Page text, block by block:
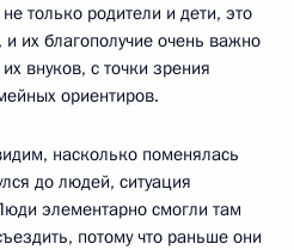
только родители и дети, это
их благополучие очень важно
внуков, с точки зрения
ориентиров.
насколько поменялась
до людей, ситуация
элементарно смогли там
потому что раньше они